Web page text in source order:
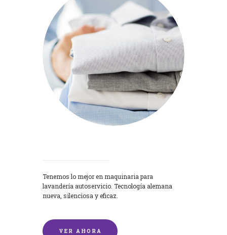
Tenemos lo mejor en maquinaria para
lavandería autoservicio. Tecnología alemana
nueva, silenciosa y eficaz.
VER AHORA